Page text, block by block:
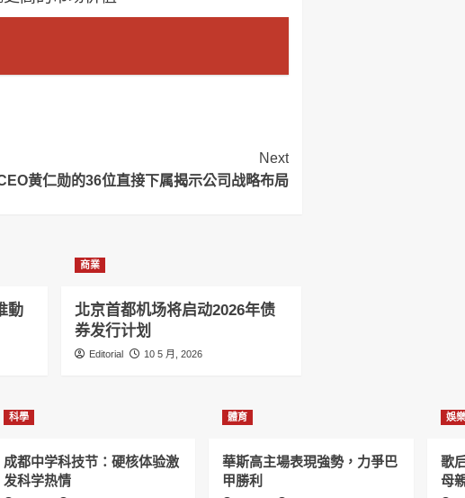
Next
黄仁勋的36位直接下属揭示公司战略布局
動
商業
北京首都机场将启动2026年债
券发行计划
Editorial 10 5 月, 2026
科學
成都中学科技节：硬核体验激
发科学热情
體育
華斯高主場表現強勢，力爭巴
甲勝利
娛樂
歌
母